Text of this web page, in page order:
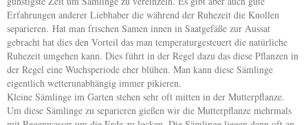
Erfahrungen anderer Liebhaber die während der Ruhezeit die Knollen
separieren. Hat man frischen Samen innen in Saatgefäße zur Aussat
gebracht hat dies den Vorteil das man temperaturgesteuert die natürliche
Ruhezeit umgehen kann. Dies führt in der Regel dazu das diese Pflanzen in
der Regel eine Wuchsperiode eher blühen. Man kann diese Sämlinge
eigentlich wetterunabhängig immer pikieren.
Kleine Sämlinge im Garten stehen sehr oft mitten in der Mutterpflanze.
Um diese Sämlinge zu separieren gießen wir die Mutterpflanze mehrmals